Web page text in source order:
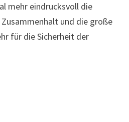
mehr eindrucksvoll die
und die große
für die Sicherheit der